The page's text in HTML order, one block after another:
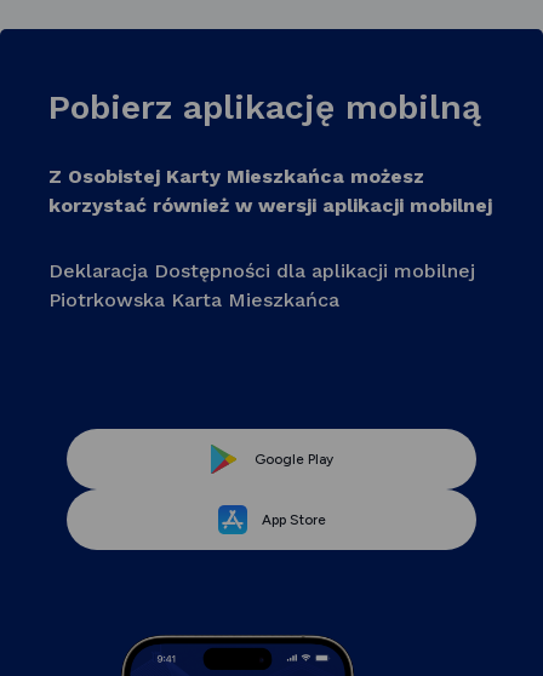
Pobierz aplikację mobilną
Z Osobistej Karty Mieszkańca możesz
korzystać również w wersji aplikacji mobilnej
Deklaracja Dostępności dla aplikacji mobilnej
Piotrkowska Karta Mieszkańca
Google PlayLink
w
App StoreLink
się